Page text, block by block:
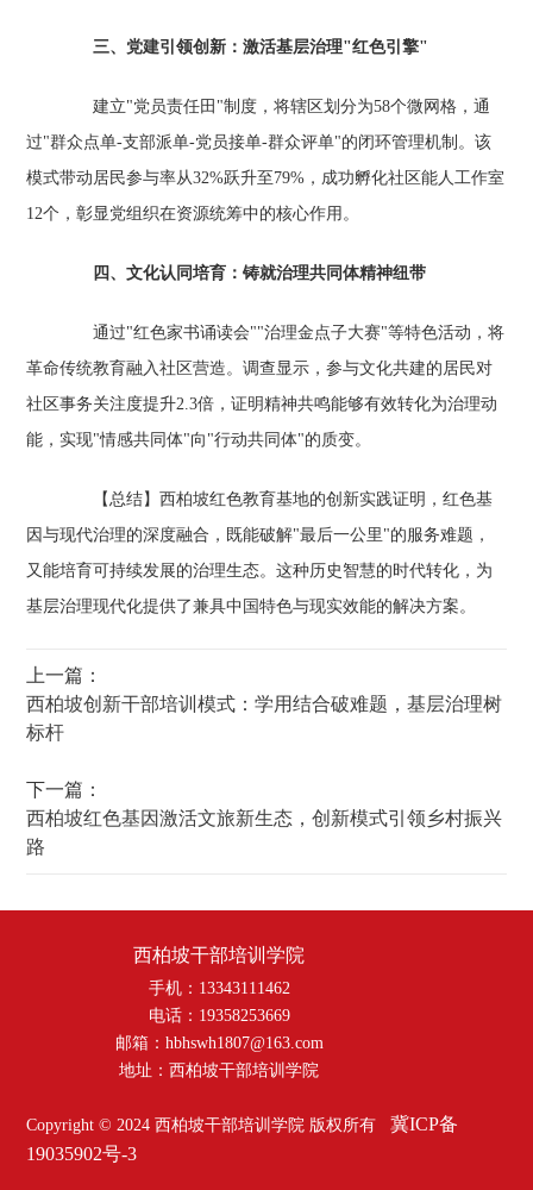
三、党建引领创新：激活基层治理"红色引擎"
建立"党员责任田"制度，将辖区划分为58个微网格，通
过"群众点单-支部派单-党员接单-群众评单"的闭环管理机制。该
模式带动居民参与率从32%跃升至79%，成功孵化社区能人工作室
12个，彰显党组织在资源统筹中的核心作用。
四、文化认同培育：铸就治理共同体精神纽带
通过"红色家书诵读会""治理金点子大赛"等特色活动，将
革命传统教育融入社区营造。调查显示，参与文化共建的居民对
社区事务关注度提升2.3倍，证明精神共鸣能够有效转化为治理动
能，实现"情感共同体"向"行动共同体"的质变。
【总结】西柏坡红色教育基地的创新实践证明，红色基
因与现代治理的深度融合，既能破解"最后一公里"的服务难题，
又能培育可持续发展的治理生态。这种历史智慧的时代转化，为
基层治理现代化提供了兼具中国特色与现实效能的解决方案。
上一篇：
西柏坡创新干部培训模式：学用结合破难题，基层治理树
标杆
下一篇：
西柏坡红色基因激活文旅新生态，创新模式引领乡村振兴
路
西柏坡干部培训学院
手机：13343111462
电话：19358253669
邮箱：hbhswh1807@163.com
地址：西柏坡干部培训学院
Copyright © 2024 西柏坡干部培训学院 版权所有冀ICP备
19035902号-3